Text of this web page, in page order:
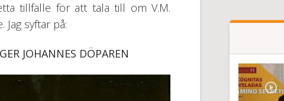
tillfälle för att tala till om V.M.
syftar på:
JOHANNES DÖPAREN